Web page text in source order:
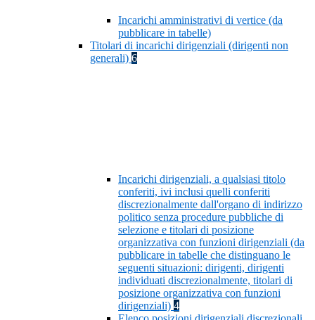
Incarichi amministrativi di vertice (da
pubblicare in tabelle)
Titolari di incarichi dirigenziali (dirigenti non
generali) 6
Incarichi dirigenziali, a qualsiasi titolo
conferiti, ivi inclusi quelli conferiti
discrezionalmente dall'organo di indirizzo
politico senza procedure pubbliche di
selezione e titolari di posizione
organizzativa con funzioni dirigenziali (da
pubblicare in tabelle che distinguano le
seguenti situazioni: dirigenti, dirigenti
individuati discrezionalmente, titolari di
posizione organizzativa con funzioni
dirigenziali) 4